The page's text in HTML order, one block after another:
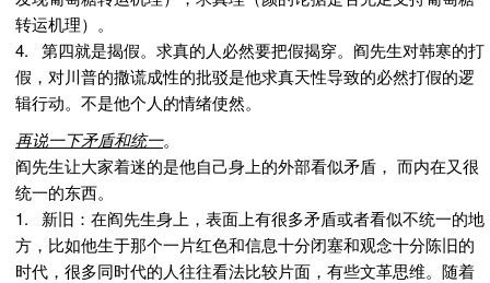
转运机理）。
4. 第四就是揭假。求真的人必然要把假揭穿。阎先生对韩寒的打
假，对川普的撒谎成性的批驳是他求真天性导致的必然打假的逻
辑行动。不是他个人的情绪使然。
再说一下矛盾和统一。
阎先生让大家着迷的是他自己身上的外部看似矛盾， 而内在又很
统一的东西。
1. 新旧：在阎先生身上，表面上有很多矛盾或者看似不统一的地
方，比如他生于那个一片红色和信息十分闭塞和观念十分陈旧的
时代，很多同时代的人往往看法比较片面，有些文革思维。随着